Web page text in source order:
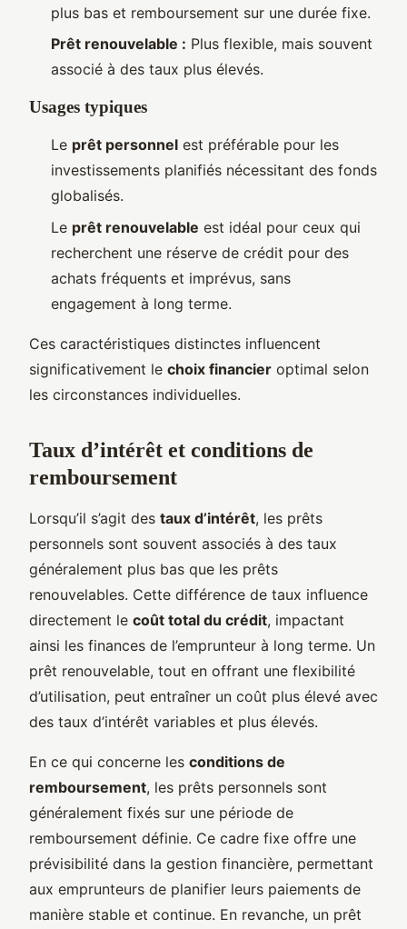
plus bas et remboursement sur une durée fixe.
Prêt renouvelable : Plus flexible, mais souvent
associé à des taux plus élevés.
Usages typiques
Le prêt personnel est préférable pour les
investissements planifiés nécessitant des fonds
globalisés.
Le prêt renouvelable est idéal pour ceux qui
recherchent une réserve de crédit pour des
achats fréquents et imprévus, sans
engagement à long terme.
Ces caractéristiques distinctes influencent
significativement le choix financier optimal selon
les circonstances individuelles.
Taux d’intérêt et conditions de
remboursement
Lorsqu’il s’agit des taux d’intérêt, les prêts
personnels sont souvent associés à des taux
généralement plus bas que les prêts
renouvelables. Cette différence de taux influence
directement le coût total du crédit, impactant
ainsi les finances de l’emprunteur à long terme. Un
prêt renouvelable, tout en offrant une flexibilité
d’utilisation, peut entraîner un coût plus élevé avec
des taux d’intérêt variables et plus élevés.
En ce qui concerne les conditions de
remboursement, les prêts personnels sont
généralement fixés sur une période de
remboursement définie. Ce cadre fixe offre une
prévisibilité dans la gestion financière, permettant
aux emprunteurs de planifier leurs paiements de
manière stable et continue. En revanche, un prêt